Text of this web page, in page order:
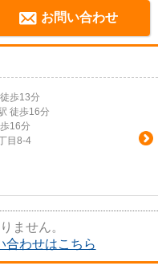
お問い合わせ
徒歩13分
徒歩16分
16分
目8-4
ません。
合わせはこちら